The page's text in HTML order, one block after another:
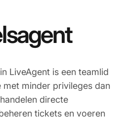
LiveAgent is een teamlid
met minder privileges dan
directe
tickets en voeren